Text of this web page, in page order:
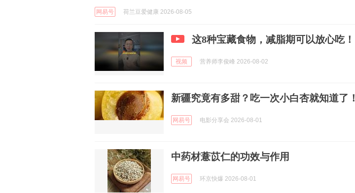
网易号 荷兰豆爱健康 2026-08-05
这8种宝藏食物，减脂期可以放心吃！
视频 营养师李俊峰 2026-08-02
新疆究竟有多甜？吃一次小白杏就知道了！
网易号 电影分享会 2026-08-01
中药材薏苡仁的功效与作用
网易号 环京快爆 2026-08-01